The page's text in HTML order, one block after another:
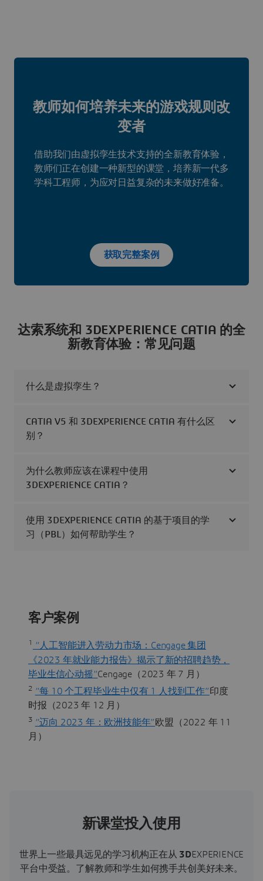
教师如何培养未来的游戏规则改
变者
借助我们由虚拟孪生技术支持的全新教育体验，
教师们正在创建一种新型的课堂，培养新一代多
学科工程师，为应对日益复杂的未来做好准备。
获取完整案例
达索系统和 3DEXPERIENCE CATIA 的全
新教育体验：常见问题
什么是虚拟孪生？
CATIA V5 和 3DEXPERIENCE CATIA 有什么区
别？
为什么教师应该在课程中使用
3DEXPERIENCE CATIA？
使用 3DEXPERIENCE CATIA 的基于项目的学
习（PBL）如何帮助学生？
客户案例
1 “人工智能进入劳动力市场：Cengage 集团
《2023 年就业能力报告》揭示了新的招聘趋势，
毕业生信心动摇”Cengage（2023 年 7 月）
2 “每 10 个工程毕业生中仅有 1 人找到工作”印度
时报（2023 年 12 月）
3 “迈向 2023 年：欧洲技能年”欧盟（2022 年 11
月）
新课堂投入使用
世界上一些最具远见的学习机构正在从 3DEXPERIENCE
平台中受益。了解教师和学生如何携手共创美好未来。